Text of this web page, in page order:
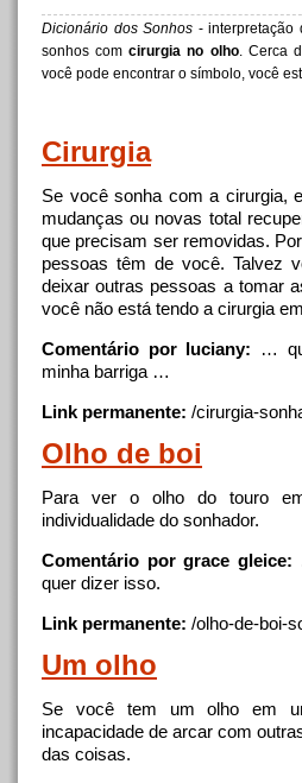
Dicionário dos Sonhos - interpretação
sonhos comcirurgia no olho. Cerca
você pode encontrar o símbolo, você
Cirurgia
Se você sonha com a cirurgia,
mudanças ou novas total
que precisam ser removidas.
pessoas têm de você. Talvez
deixar outras pessoas a tomar
você não está tendo a cirurgia
Comentário por luciany: …
minha barriga …
Link permanente: /cirurgia-
Olho de boi
Para ver o olho do touro
individualidade do sonhador.
Comentário por grace gleice:
quer dizer isso.
Link permanente: /olho-de-boi-
Um olho
Se você tem umolho em
incapacidade de arcar com
das coisas.